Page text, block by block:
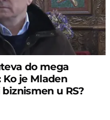
do mega
je Mladen
u RS?